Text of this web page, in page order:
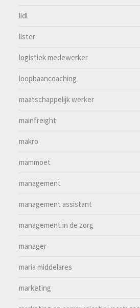
lidl
lister
logistiek medewerker
loopbaancoaching
maatschappelijk werker
mainfreight
makro
mammoet
management
management assistant
management in de zorg
manager
maria middelares
marketing